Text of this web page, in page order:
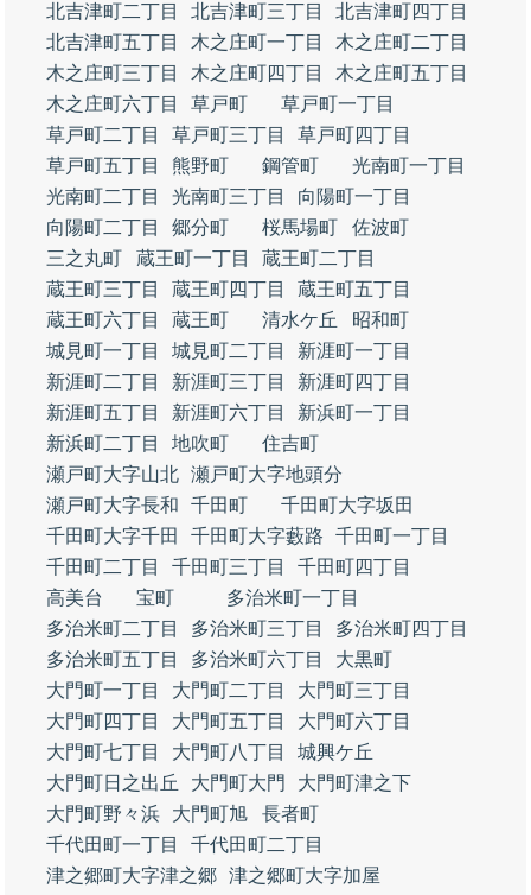
北吉津町二丁目
北吉津町三丁目
北吉津町四丁目
北吉津町五丁目
木之庄町一丁目
木之庄町二丁目
木之庄町三丁目
木之庄町四丁目
木之庄町五丁目
木之庄町六丁目
草戸町
草戸町一丁目
草戸町二丁目
草戸町三丁目
草戸町四丁目
草戸町五丁目
熊野町 鋼管町
光南町一丁目
光南町二丁目
光南町三丁目
向陽町一丁目
向陽町二丁目
郷分町 桜馬場町
佐波町
三之丸町
蔵王町一丁目
蔵王町二丁目
蔵王町三丁目
蔵王町四丁目
蔵王町五丁目
蔵王町六丁目
蔵王町 清水ケ丘
昭和町
城見町一丁目
城見町二丁目
新涯町一丁目
新涯町二丁目
新涯町三丁目
新涯町四丁目
新涯町五丁目
新涯町六丁目
新浜町一丁目
新浜町二丁目
地吹町
住吉町
瀬戸町大字山北 瀬戸町大字地頭分
瀬戸町大字長和
千田町
千田町大字坂田
千田町大字千田
千田町大字藪路
千田町一丁目
千田町二丁目
千田町三丁目
千田町四丁目
高美台
宝町
多治米町一丁目
多治米町二丁目
多治米町三丁目
多治米町四丁目
多治米町五丁目
多治米町六丁目
大黒町
大門町一丁目
大門町二丁目
大門町三丁目
大門町四丁目
大門町五丁目
大門町六丁目
大門町七丁目
大門町八丁目
城興ケ丘
大門町日之出丘
大門町大門
大門町津之下
大門町野々浜
大門町旭
長者町
千代田町一丁目
千代田町二丁目
津之郷町大字津之郷 津之郷町大字加屋